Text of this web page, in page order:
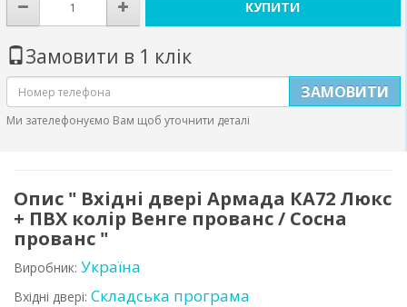
КУПИТИ
Замовити в 1 клік
ЗАМОВИТИ
Ми зателефонуємо Вам щоб уточнити деталі
Опис " Вхідні двері Армада КА72 Люкс
+ ПВХ колір Венге прованс / Сосна
прованс "
Виробник: Україна
Вхідні двері: Складська програма